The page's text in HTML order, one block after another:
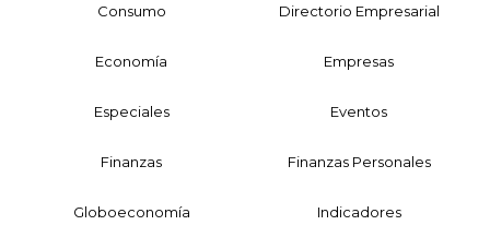
Consumo Directorio Empresarial
Economía Empresas
Especiales Eventos
Finanzas Finanzas Personales
Globoeconomía Indicadores